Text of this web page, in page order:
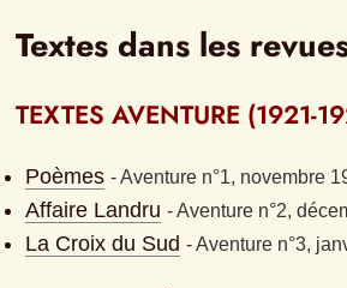
Textes dans les
TEXTES AVENTURE (1921-
Poèmes - Aventure n°1, novembre
Affaire Landru - Aventure n°2,
La Croix du Sud - Aventure n°3,